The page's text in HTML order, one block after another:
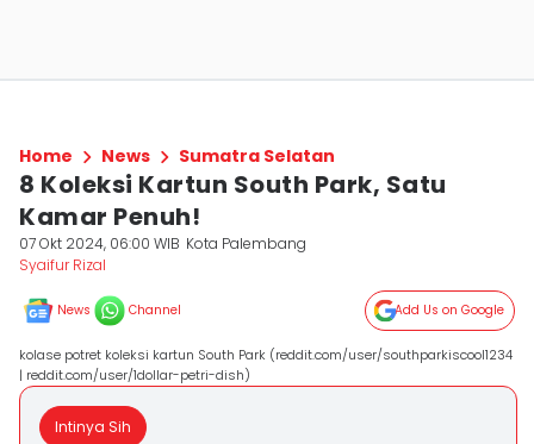
Home News Sumatra Selatan
8 Koleksi Kartun South Park, Satu
Kamar Penuh!
07 Okt 2024, 06:00 WIB Kota Palembang
Syaifur Rizal
News Channel Add Us on Google
kolase potret koleksi kartun South Park (reddit.com/user/southparkiscool1234
| reddit.com/user/1dollar-petri-dish)
Intinya Sih